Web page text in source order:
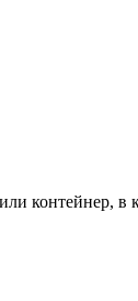
контейнер, в